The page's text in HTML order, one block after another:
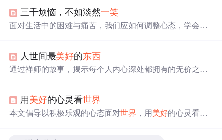
三千烦恼，不如淡然一笑
面对生活中的困难与痛苦，我们应如何调整心态，学会淡
恼往往源自我们自身的纠结，学会放下，给自己微笑，才
能真正体验到生活的美好。
人世间最美好的东西
通过禅师的故事，揭示每个人内心深处都拥有的无价之
用 美好的心灵看世界
本文倡导以积极乐观的心态面对世界 ，用 美好的心灵看待